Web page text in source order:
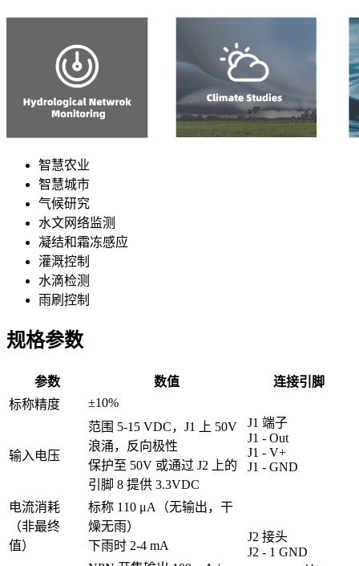
智慧农业
智慧城市
气候研究
水文网络监测
凝结和霜冻感应
灌溉控制
水滴检测
雨刷控制
规格参数
参数 数值
连接引脚
标称精度
±10%
J1 端子
J1 - Out
J1 - V+
J1 - GND
输入电压
范围 5-15 VDC，J1 上 50V
浪涌，反向极性
保护至 50V 或通过 J2 上的
引脚 8 提供 3.3VDC
电流消耗
（非最终
值）
标称 110 μA（无输出，干
燥无雨）
下雨时 2-4 mA
J2 接头
J2 - 1 GND